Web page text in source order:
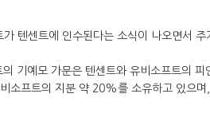
텐센트에 인수된다는 소식이 나오면서 주
기예모 가문은 텐센트와 유비소프트의 피
소프트의 지분 약 20%를 소유하고 있으